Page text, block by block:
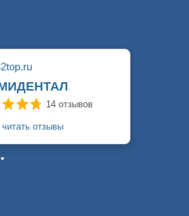
14 отзывов
читать отзывы